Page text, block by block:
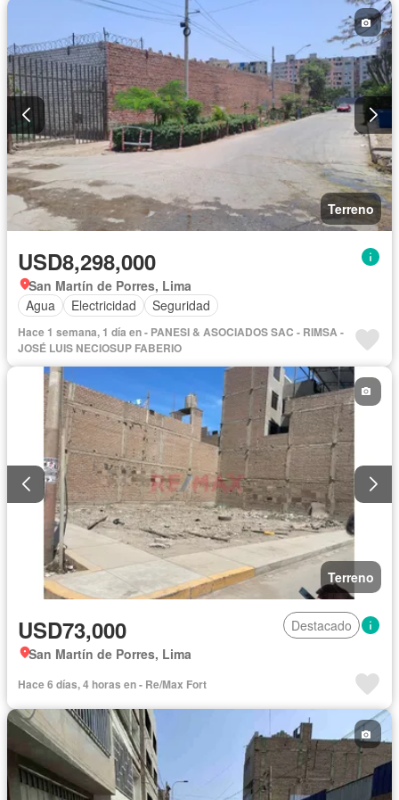
Terreno
USD8,298,000
San Martín de Porres, Lima
Agua
Electricidad Seguridad
Hace 1 semana, 1 día en - PANESI & ASOCIADOS SAC - RIMSA -
JOSÉ LUIS NECIOSUP FABERIO
Terreno
USD73,000
Destacado
San Martín de Porres, Lima
Hace 6 días, 4 horas en - Re/Max Fort